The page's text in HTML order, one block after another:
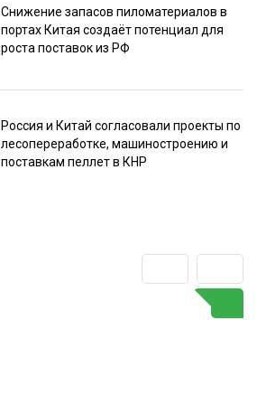
Снижение запасов пиломатериалов в
портах Китая создаёт потенциал для
роста поставок из РФ
Россия и Китай согласовали проекты по
лесопереработке, машиностроению и
поставкам пеллет в КНР